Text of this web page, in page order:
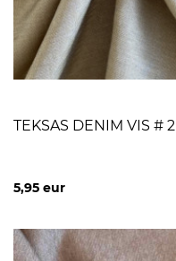
TEKSAS DENIM VIS #
5,95 eur